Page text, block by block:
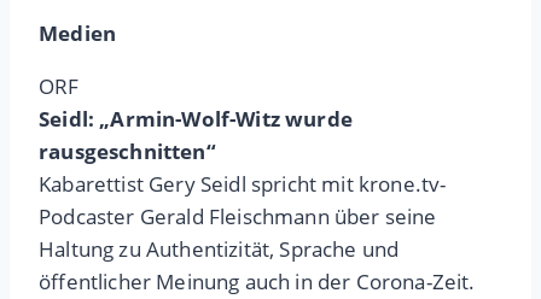
Medien
ORF
Seidl: „Armin-Wolf-Witz wurde
rausgeschnitten“
Kabarettist Gery Seidl spricht mit krone.tv-
Podcaster Gerald Fleischmann über seine
Haltung zu Authentizität, Sprache und
öffentlicher Meinung auch in der Corona-Zeit.